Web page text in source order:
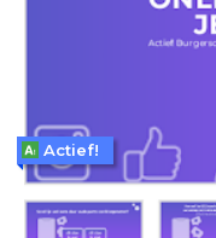
Actief!